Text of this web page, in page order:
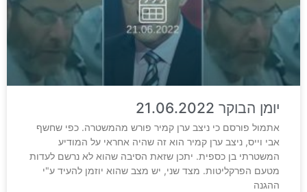
יומן הבוקר 21.06.2022
אתמול פורסם כי ניצב ערן קמיר פורש מהמשטרה. כפי שחשף
אבי וייס, ניצב ערן קמיר הוא זה שהיה אחראי על המודיע
המשטרתי בן כספית. יתכן שזאת הסיבה שהוא לא נרשם לעדות
מטעם הפרקליטות. מצד שני, יש מצב שהוא יוזמן להעיד ע"י
ההגנה